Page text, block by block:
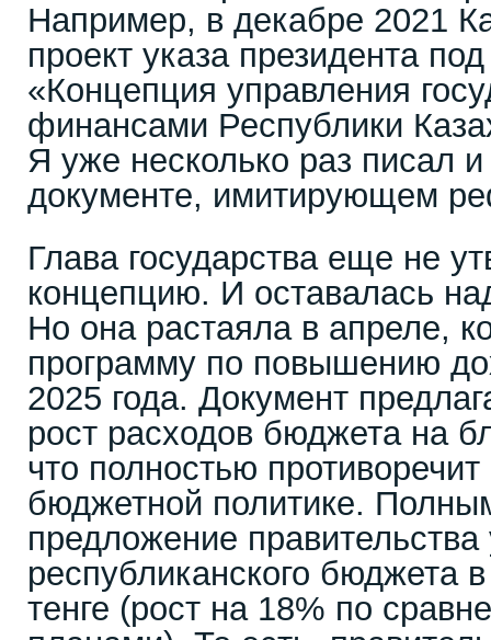
Например, в декабре 2021
проект указа президента
«Концепция управления
финансами Республики
Я уже несколько раз писал и
документе, имитирующем
Глава государства еще не
концепцию. И оставалась
Но она растаяла в апреле,
программу по повышению
2025 года. Документ
рост расходов бюджета на
что полностью
бюджетной политике.
предложение
республиканского бюджета
тенге (рост на 18% по